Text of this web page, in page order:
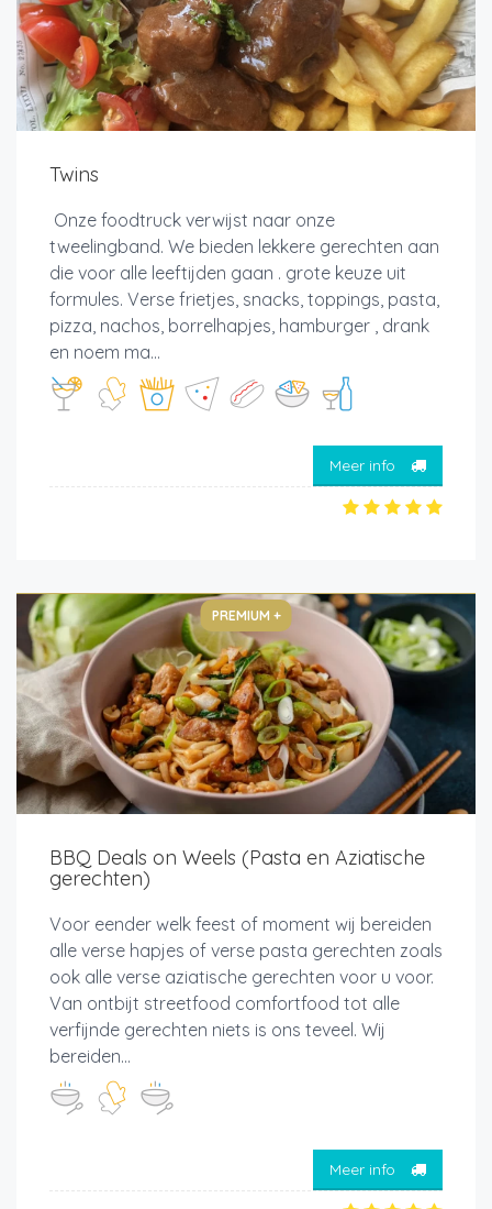
Twins
Onze foodtruck verwijst naar onze
tweelingband. We bieden lekkere gerechten aan
die voor alle leeftijden gaan . grote keuze uit
formules. Verse frietjes, snacks, toppings, pasta,
pizza, nachos, borrelhapjes, hamburger , drank
en noem ma...
Meer info
PREMIUM +
BBQ Deals on Weels (Pasta en Aziatische
gerechten)
Voor eender welk feest of moment wij bereiden
alle verse hapjes of verse pasta gerechten zoals
ook alle verse aziatische gerechten voor u voor.
Van ontbijt streetfood comfortfood tot alle
verfijnde gerechten niets is ons teveel. Wij
bereiden...
Meer info